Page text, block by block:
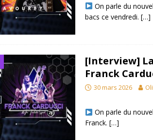
On parle du
bacs ce vendredi. […]
[Interview]
Franck
30 mars 2026
On parle du
Franck. […]